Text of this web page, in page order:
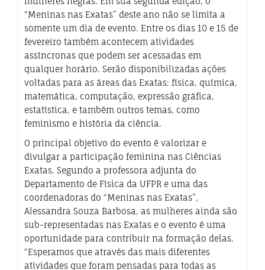
“Meninas nas Exatas” deste ano não se limita a
somente um dia de evento. Entre os dias 10 e 15 de
fevereiro também acontecem atividades
assíncronas que podem ser acessadas em
qualquer horário. Serão disponibilizadas ações
voltadas para as áreas das Exatas: física, química,
matemática, computação, expressão gráfica,
estatística, e também outros temas, como
feminismo e história da ciência.
O principal objetivo do evento é valorizar e
divulgar a participação feminina nas Ciências
Exatas. Segundo a professora adjunta do
Departamento de Física da UFPR e uma das
coordenadoras do “Meninas nas Exatas”,
Alessandra Souza Barbosa, as mulheres ainda são
sub-representadas nas Exatas e o evento é uma
oportunidade para contribuir na formação delas.
“Esperamos que através das mais diferentes
atividades que foram pensadas para todas as